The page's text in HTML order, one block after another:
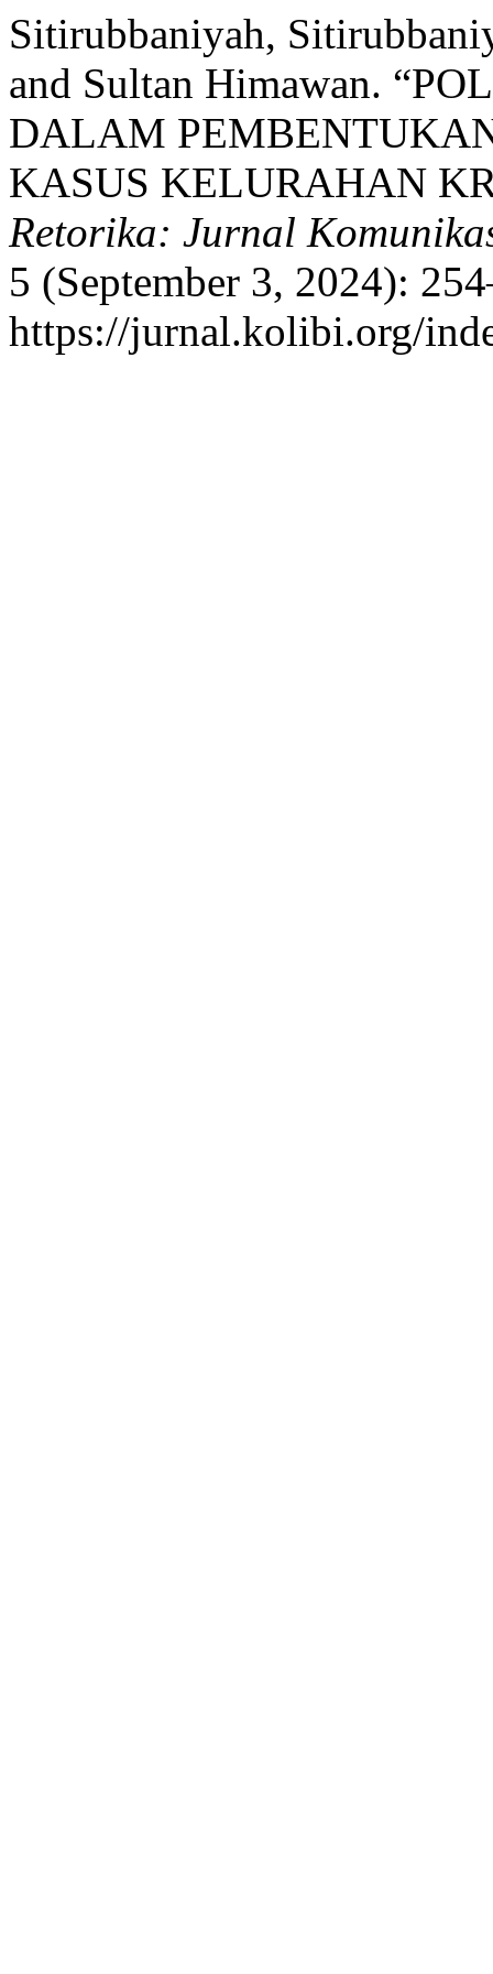
Sitirubbaniyah,
and Sultan Himawan.
DALAM
KASUS KELURAHAN
Retorika: Jurnal
5 (September 3, 2024):
https://jurnal.kolibi.org/